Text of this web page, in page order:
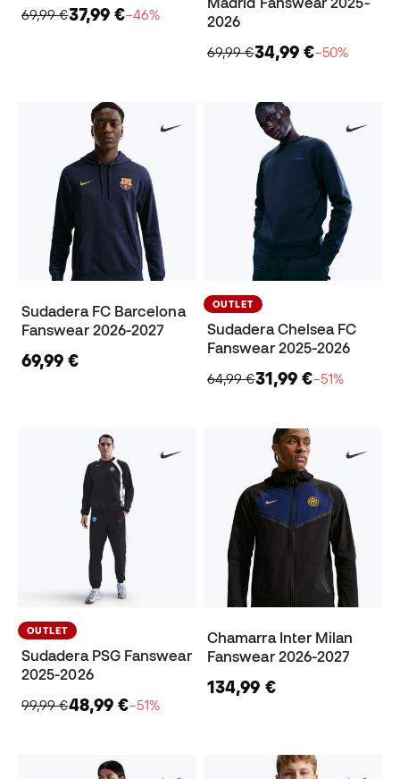
69,99 €37,99 €−46%
2026
69,99 €34,99 €−50%
Sudadera FC Barcelona
Fanswear 2026-2027
69,99 €
OUTLET
Sudadera Chelsea FC
Fanswear 2025-2026
64,99 €31,99 €−51%
OUTLET
Sudadera PSG Fanswear
2025-2026
99,99 €48,99 €−51%
Chamarra Inter Milan
Fanswear 2026-2027
134,99 €